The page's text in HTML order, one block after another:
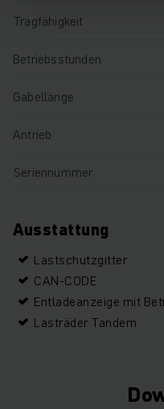
Tragfähigkeit
Betriebsstunden
Gabellänge
Antrieb
Seriennummer
Ausstattung
Lastschutzgitter
CAN-CODE
Entladeanzeige mit
Lasträder Tandem